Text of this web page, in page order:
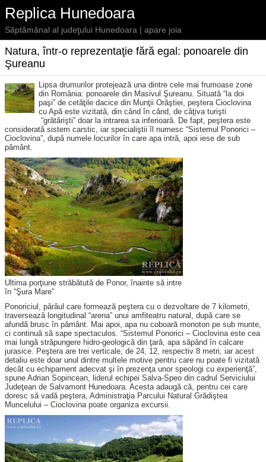
Replica Hunedoara
Săptămânal al judeţului Hunedoara | apare joia
Natura, într-o reprezentaţie fără egal: ponoarele din
Şureanu
Lipsa drumurilor protejează una dintre cele mai frumoase zone
din România: ponoarele din Masivul Şureanu. Situată “la doi
paşi” de cetăţile dacice din Munţii Orăştiei, peştera Cioclovina
cu Apă este vizitată, din când în când, de câţiva turişti
“grătărişti” doar la intrarea sa inferioară. De fapt, peştera este
considerată sistem carstic, iar specialiştii îl numesc “Sistemul Ponorici –
Cioclovina”, după numele locurilor în care apa intră, apoi iese de sub
pământ.
Ultima porţiune străbătută de Ponor, înainte să intre
în “Şura Mare”
Ponoriciul, pârâul care formează peştera cu o dezvoltare de 7 kilometri,
traversează longitudinal “arena” unui amfiteatru natural, după care se
afundă brusc în pământ. Mai apoi, apa nu coboară monoton pe sub munte,
ci continuă să sape spectaculos. “Sistemul Ponorici – Cioclovina este cea
mai lungă străpungere hidro-geologică din ţară, apa săpând în calcare
jurasice. Peştera are trei verticale, de 24, 12, respectiv 8 metri, iar acest
detaliu este doar unul dintre multele motive pentru care nu poate fi vizitată
decât cu echipament adecvat şi în prezenţa unor speologi cu experienţă”,
spune Adrian Sopincean, liderul echipei Salva-Speo din cadrul Serviciului
Judeţean de Salvamont Hunedoara. Acesta adaugă că, pentru cei care
doresc să vadă peştera, Administraţia Parcului Natural Grădiştea
Muncelului – Cioclovina poate organiza excursii.